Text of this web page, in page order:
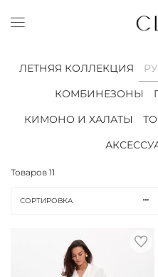
ЛЕТНЯЯ КОЛЛЕКЦИЯ
КОМБИНЕЗОНЫ
КИМОНО И ХАЛАТЫ
Товаров 11
СОРТИРОВКА